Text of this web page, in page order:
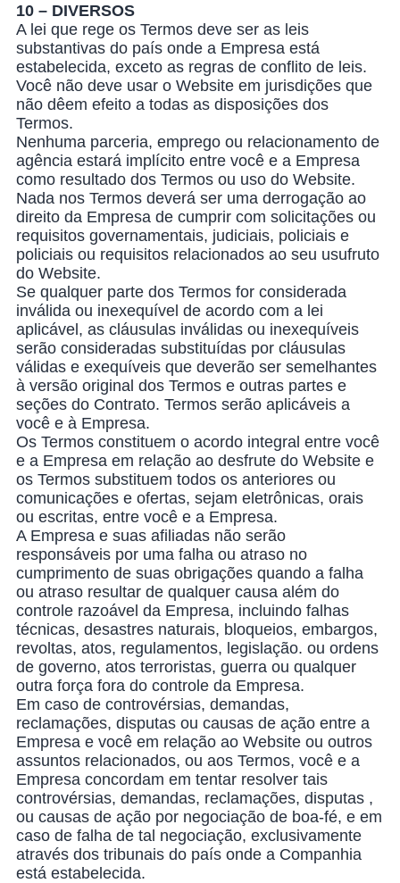
10 – DIVERSOS
A lei que rege os Termos deve ser as leis
substantivas do país onde a Empresa está
estabelecida, exceto as regras de conflito de leis.
Você não deve usar o Website em jurisdições que
não dêem efeito a todas as disposições dos
Termos.
Nenhuma parceria, emprego ou relacionamento de
agência estará implícito entre você e a Empresa
como resultado dos Termos ou uso do Website.
Nada nos Termos deverá ser uma derrogação ao
direito da Empresa de cumprir com solicitações ou
requisitos governamentais, judiciais, policiais e
policiais ou requisitos relacionados ao seu usufruto
do Website.
Se qualquer parte dos Termos for considerada
inválida ou inexequível de acordo com a lei
aplicável, as cláusulas inválidas ou inexequíveis
serão consideradas substituídas por cláusulas
válidas e exequíveis que deverão ser semelhantes
à versão original dos Termos e outras partes e
seções do Contrato. Termos serão aplicáveis a
você e à Empresa.
Os Termos constituem o acordo integral entre você
e a Empresa em relação ao desfrute do Website e
os Termos substituem todos os anteriores ou
comunicações e ofertas, sejam eletrônicas, orais
ou escritas, entre você e a Empresa.
A Empresa e suas afiliadas não serão
responsáveis por uma falha ou atraso no
cumprimento de suas obrigações quando a falha
ou atraso resultar de qualquer causa além do
controle razoável da Empresa, incluindo falhas
técnicas, desastres naturais, bloqueios, embargos,
revoltas, atos, regulamentos, legislação. ou ordens
de governo, atos terroristas, guerra ou qualquer
outra força fora do controle da Empresa.
Em caso de controvérsias, demandas,
reclamações, disputas ou causas de ação entre a
Empresa e você em relação ao Website ou outros
assuntos relacionados, ou aos Termos, você e a
Empresa concordam em tentar resolver tais
controvérsias, demandas, reclamações, disputas ,
ou causas de ação por negociação de boa-fé, e em
caso de falha de tal negociação, exclusivamente
através dos tribunais do país onde a Companhia
está estabelecida.